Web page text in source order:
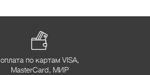
оплата по картам VISA,
MasterCard, МИР